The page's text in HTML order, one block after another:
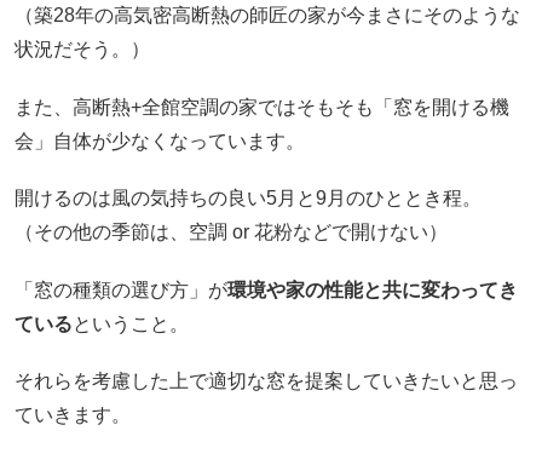
（築28年の高気密高断熱の師匠の家が今まさにそのような
状況だそう。）
また、高断熱+全館空調の家ではそもそも「窓を開ける機
会」自体が少なくなっています。
開けるのは風の気持ちの良い5月と9月のひととき程。
（その他の季節は、空調 or 花粉などで開けない）
「窓の種類の選び方」が環境や家の性能と共に変わってき
ているということ。
それらを考慮した上で適切な窓を提案していきたいと思っ
ていきます。